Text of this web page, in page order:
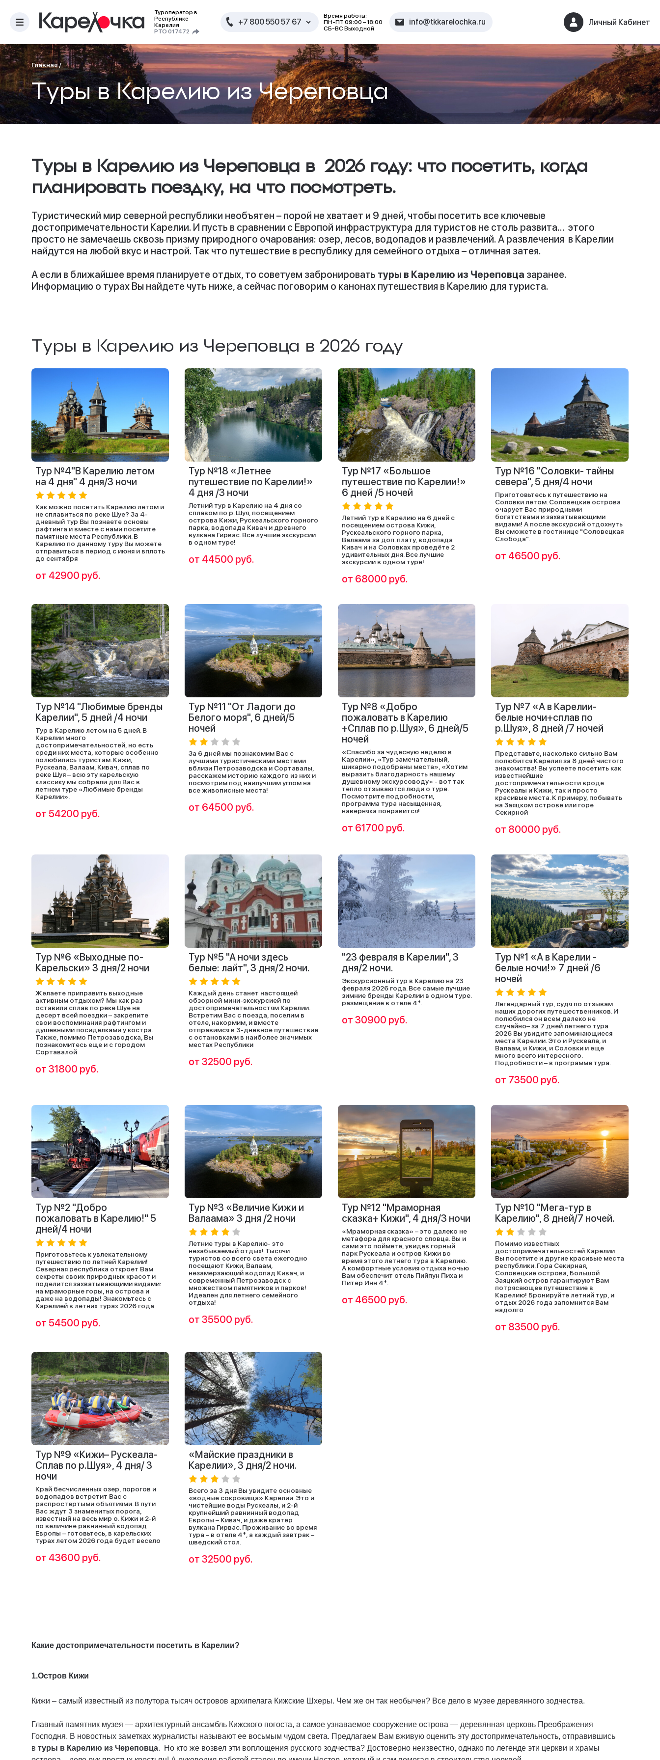
Туроператор в
Республике
Карелия
РТО 017472
+7 800 550 57 67
Время работы:
ПН-ПТ 09:00 – 18:00
СБ-ВС Выходной
info@tkkarelochka.ru Личный Кабинет
Главная/
Туры в Карелию из Череповца
Туры в Карелию из Череповца в 2026 году: что посетить, когда
планировать поездку, на что посмотреть.
Туристический мир северной республики необъятен – порой не хватает и 9 дней, чтобы посетить все ключевые
достопримечательности Карелии. И пусть в сравнении с Европой инфраструктура для туристов не столь развита… этого
просто не замечаешь сквозь призму природного очарования: озер, лесов, водопадов и развлечений. А развлечения в Карелии
найдутся на любой вкус и настрой. Так что путешествие в республику для семейного отдыха – отличная затея.
А если в ближайшее время планируете отдых, то советуем забронировать туры в Карелию из Череповца заранее.
Информацию о турах Вы найдете чуть ниже, а сейчас поговорим о канонах путешествия в Карелию для туриста.
Туры в Карелию из Череповца в 2026 году
Тур №4"В Карелию летом
на 4 дня" 4 дня/3 ночи
Как можно посетить Карелию летом и
не сплавиться по реке Шуе? За 4-
дневный тур Вы познаете основы
рафтинга и вместе с нами посетите
памятные места Республики. В
Карелию по данному туру Вы можете
отправиться в период с июня и вплоть
до сентября
от 42900 руб.
Тур №18 «Летнее
путешествие по Карелии!»
4 дня /3 ночи
Летний тур в Карелию на 4 дня со
сплавом по р. Шуя, посещением
острова Кижи, Рускеальского горного
парка, водопада Кивач и древнего
вулкана Гирвас. Все лучшие экскурсии
в одном туре!
от 44500 руб.
Тур №17 «Большое
путешествие по Карелии!»
6 дней /5 ночей
Летний тур в Карелию на 6 дней с
посещением острова Кижи,
Рускеальского горного парка,
Валаама за доп. плату, водопада
Кивач и на Соловках проведёте 2
удивительных дня. Все лучшие
экскурсии в одном туре!
от 68000 руб.
Тур №16 "Соловки- тайны
севера", 5 дня/4 ночи
Приготовьтесь к путешествию на
Соловки летом. Соловецкие острова
очарует Вас природными
богатствами и захватывающими
видами! А после экскурсий отдохнуть
Вы сможете в гостинице "Соловецкая
Слобода".
от 46500 руб.
Тур №14 "Любимые бренды
Карелии", 5 дней /4 ночи
Тур в Карелию летом на 5 дней. В
Карелии много
достопримечательностей, но есть
среди них места, которые особенно
полюбились туристам. Кижи,
Рускеала, Валаам, Кивач, сплав по
реке Шуя – всю эту карельскую
классику мы собрали для Вас в
летнем туре «Любимые бренды
Карелии».
от 54200 руб.
Тур №11 "От Ладоги до
Белого моря", 6 дней/5
ночей
За 6 дней мы познакомим Вас с
лучшими туристическими местами
вблизи Петрозаводска и Сортавалы,
расскажем историю каждого из них и
посмотрим под наилучшим углом на
все живописные места!
от 64500 руб.
Тур №8 «Добро
пожаловать в Карелию
+Сплав по р.Шуя», 6 дней/5
ночей
«Спасибо за чудесную неделю в
Карелии», «Тур замечательный,
шикарно подобраны места», «Хотим
выразить благодарность нашему
душевному экскурсоводу» - вот так
тепло отзываются люди о туре.
Посмотрите подробности,
программа тура насыщенная,
наверняка понравится!
от 61700 руб.
Тур №7 «А в Карелии-
белые ночи+сплав по
р.Шуя», 8 дней /7 ночей
Представьте, насколько сильно Вам
полюбится Карелия за 8 дней чистого
знакомства! Вы успеете посетить как
известнейшие
достопримечательности вроде
Рускеалы и Кижи, так и просто
красивые места. К примеру, побывать
на Заяцком острове или горе
Секирной
от 80000 руб.
Тур №6 «Выходные по-
Карельски» 3 дня/2 ночи
Желаете приправить выходные
активным отдыхом? Мы как раз
оставили сплав по реке Шуе на
десерт всей поездки – закрепите
свои воспоминания рафтингом и
душевными посиделками у костра.
Также, помимо Петрозаводска, Вы
познакомитесь еще и с городом
Сортавалой
от 31800 руб.
Тур №5 "А ночи здесь
белые: лайт", 3 дня/2 ночи.
Каждый день станет настоящей
обзорной мини-экскурсией по
достопримечательностям Карелии.
Встретим Вас с поезда, поселим в
отеле, накормим, и вместе
отправимся в 3-дневное путешествие
с остановками в наиболее значимых
местах Республики
от 32500 руб.
"23 февраля в Карелии", 3
дня/2 ночи.
Экскурсионный тур в Карелию на 23
февраля 2026 года. Все самые лучшие
зимние бренды Карелии в одном туре.
размещение в отеле 4*.
от 30900 руб.
Тур №1 «А в Карелии -
белые ночи!» 7 дней /6
ночей
Легендарный тур, судя по отзывам
наших дорогих путешественников. И
полюбился он всем далеко не
случайно– за 7 дней летнего тура
2026 Вы увидите запоминающиеся
места Карелии. Это и Рускеала, и
Валаам, и Кижи, и Соловки и еще
много всего интересного.
Подробности – в программе тура.
от 73500 руб.
Тур №2 "Добро
пожаловать в Карелию!" 5
дней/4 ночи
Приготовьтесь к увлекательному
путешествию по летней Карелии!
Северная республика откроет Вам
секреты своих природных красот и
поделится захватывающими видами:
на мраморные горы, на острова и
даже на водопады! Знакомьтесь с
Карелией в летних турах 2026 года
от 54500 руб.
Тур №3 «Величие Кижи и
Валаама» 3 дня /2 ночи
Летние туры в Карелию- это
незабываемый отдых! Тысячи
туристов со всего света ежегодно
посещают Кижи, Валаам,
незамерзающий водопад Кивач, и
современный Петрозаводск с
множеством памятников и парков!
Идеален для летнего семейного
отдыха!
от 35500 руб.
Тур №12 "Мраморная
сказка+ Кижи", 4 дня/3 ночи
«Мраморная сказка» – это далеко не
метафора для красного словца. Вы и
сами это поймете, увидев горный
парк Рускеала и остров Кижи во
время этого летнего тура в Карелию.
А комфортные условия отдыха ночью
Вам обеспечит отель Пийпун Пиха и
Питер Инн 4*.
от 46500 руб.
Тур №10 "Мега-тур в
Карелию", 8 дней/7 ночей.
Помимо известных
достопримечательностей Карелии
Вы посетите и другие красивые места
республики. Гора Секирная,
Соловецкие острова, Большой
Заяцкий остров гарантируют Вам
потрясающее путешествие в
Карелию! Бронируйте летний тур, и
отдых 2026 года запомнится Вам
надолго
от 83500 руб.
Тур №9 «Кижи– Рускеала-
Сплав по р.Шуя», 4 дня/ 3
ночи
Край бесчисленных озер, порогов и
водопадов встретит Вас с
распростертыми объятиями. В пути
Вас ждут 3 знаменитых порога,
известный на весь мир о. Кижи и 2-й
по величине равнинный водопад
Европы – готовьтесь, в карельских
турах летом 2026 года будет весело
от 43600 руб.
«Майские праздники в
Карелии», 3 дня/2 ночи.
Всего за 3 дня Вы увидите основные
«водные сокровища» Карелии. Это и
чистейшие воды Рускеалы, и 2-й
крупнейший равнинный водопад
Европы – Кивач, и даже кратер
вулкана Гирвас. Проживание во время
тура – в отеле 4*, а каждый завтрак –
шведский стол.
от 32500 руб.
Какие достопримечательности посетить в Карелии?
1.Остров Кижи
Кижи – самый известный из полутора тысяч островов архипелага Кижские Шхеры. Чем же он так необычен? Все дело в музее деревянного зодчества.
Главный памятник музея — архитектурный ансамбль Кижского погоста, а самое узнаваемое сооружение острова — деревянная церковь Преображения
Господня. В новостных заметках журналисты называют ее восьмым чудом света. Предлагаем Вам вживую оценить эту достопримечательность, отправившись
в туры в Карелию из Череповца. Но кто же возвел эти воплощения русского зодчества? Достоверно неизвестно, однако по легенде эти церкви и храмы